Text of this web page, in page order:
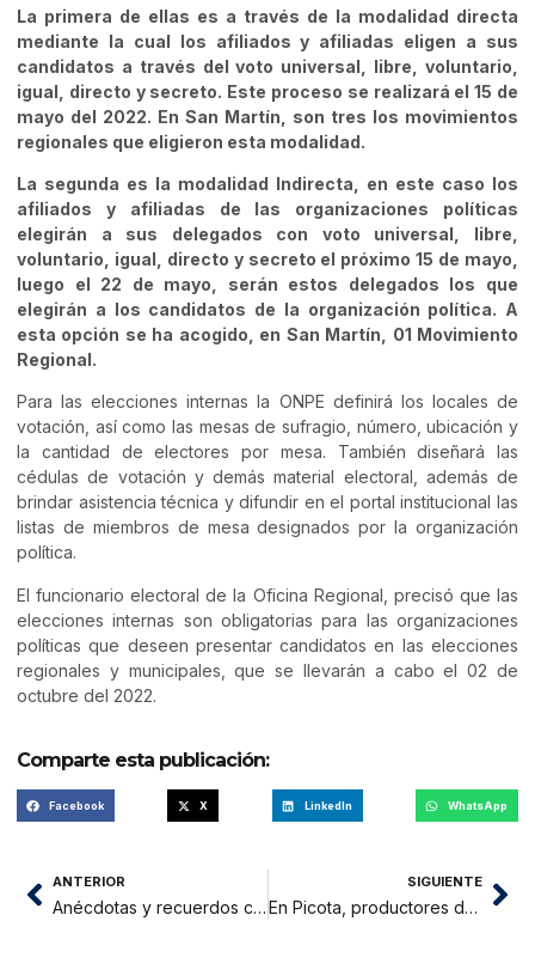
La primera de ellas es a través de la modalidad directa
mediante la cual los afiliados y afiliadas eligen a sus
candidatos a través del voto universal, libre, voluntario,
igual, directo y secreto. Este proceso se realizará el 15 de
mayo del 2022. En San Martín, son tres los movimientos
regionales que eligieron esta modalidad.
La segunda es la modalidad Indirecta, en este caso los
afiliados y afiliadas de las organizaciones políticas
elegirán a sus delegados con voto universal, libre,
voluntario, igual, directo y secreto el próximo 15 de mayo,
luego el 22 de mayo, serán estos delegados los que
elegirán a los candidatos de la organización política. A
esta opción se ha acogido, en San Martín, 01 Movimiento
Regional.
Para las elecciones internas la ONPE definirá los locales de
votación, así como las mesas de sufragio, número, ubicación y
la cantidad de electores por mesa. También diseñará las
cédulas de votación y demás material electoral, además de
brindar asistencia técnica y difundir en el portal institucional las
listas de miembros de mesa designados por la organización
política.
El funcionario electoral de la Oficina Regional, precisó que las
elecciones internas son obligatorias para las organizaciones
políticas que deseen presentar candidatos en las elecciones
regionales y municipales, que se llevarán a cabo el 02 de
octubre del 2022.
Comparte esta publicación:
Facebook X LinkedIn WhatsApp
ANTERIOR
Anécdotas y recuerdos con el gran maestro Gilberto Zamora Riva
SIGUIENTE
En Picota, productores de maíz ponen en funcionamiento planta secadora